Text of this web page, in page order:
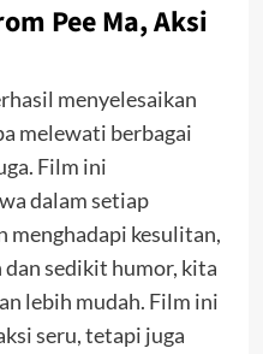
Pee Ma, Aksi
menyelesaikan
melewati berbagai
Film ini
dalam setiap
menghadapi kesulitan,
dan sedikit humor, kita
lebih mudah. Film ini
seru, tetapi juga